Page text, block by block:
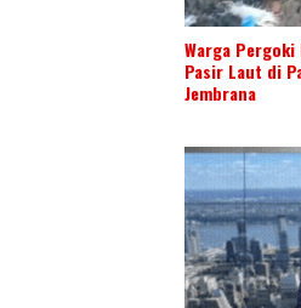
Warga
Pasir Laut di
Jembrana